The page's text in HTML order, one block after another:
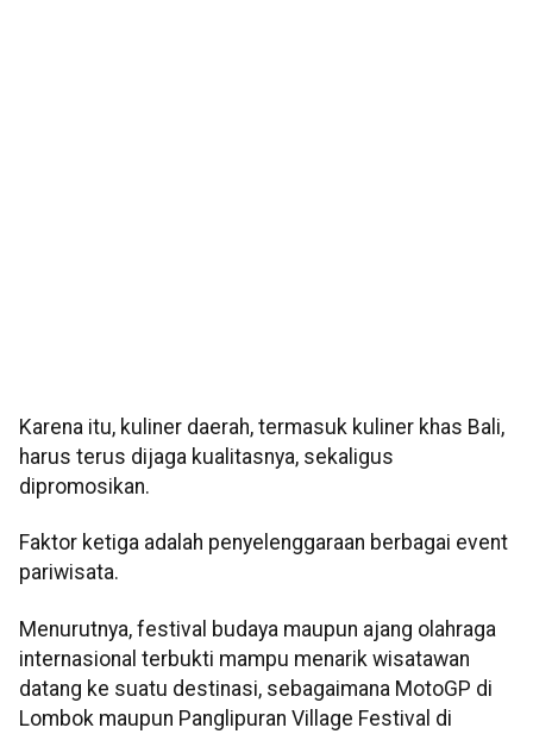
Karena itu, kuliner daerah, termasuk kuliner khas Bali,
harus terus dijaga kualitasnya, sekaligus
dipromosikan.
Faktor ketiga adalah penyelenggaraan berbagai event
pariwisata.
Menurutnya, festival budaya maupun ajang olahraga
internasional terbukti mampu menarik wisatawan
datang ke suatu destinasi, sebagaimana MotoGP di
Lombok maupun Panglipuran Village Festival di